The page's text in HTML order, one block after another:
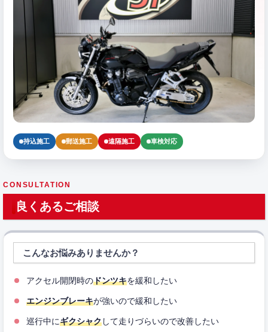
持込施工 郵送施工 遠隔施工 車検対応
CONSULTATION
良くあるご相談
こんなお悩みありませんか？
アクセル開閉時のドンツキを緩和したい
エンジンブレーキが強いので緩和したい
巡行中にギクシャクして走りづらいので改善したい